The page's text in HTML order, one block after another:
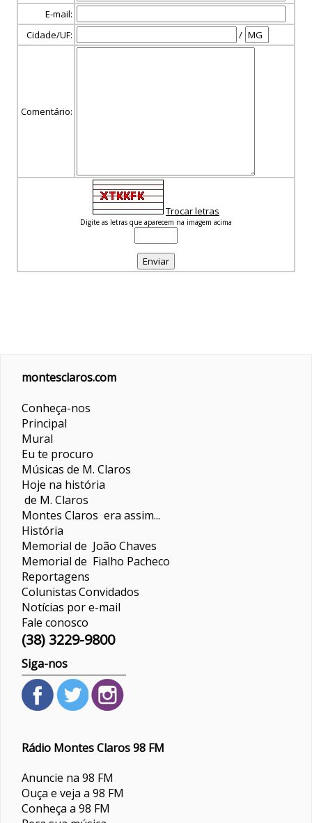
E-mail:
Cidade/UF:
/
Comentário:
Trocar letras
Digite as letras que aparecem na imagem acima
montesclaros.com
Conheça-nos
Principal
Mural
Eu te procuro
Músicas de M. Claros
Hoje na história
de M. Claros
Montes Claros era assim...
História
Memorial de João Chaves
Memorial de Fialho Pacheco
Reportagens
ColunistasConvidados
Notícias por e-mail
Fale conosco
(38) 3229-9800
Siga-nos
Rádio Montes Claros 98 FM
Anuncie na 98 FM
Ouça e veja a 98 FM
Conheça a 98 FM